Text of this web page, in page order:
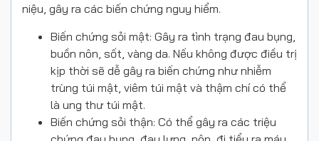
niệu, gây ra các biến chứng nguy hiểm.
Biến chứng sỏi mật: Gây ra tình trạng đau bụng,
buồn nôn, sốt, vàng da. Nếu không được điều trị
kịp thời sẽ dễ gây ra biến chứng như nhiễm
trùng túi mật, viêm túi mật và thậm chí có thể
là ung thư túi mật.
Biến chứng sỏi thận: Có thể gây ra các triệu